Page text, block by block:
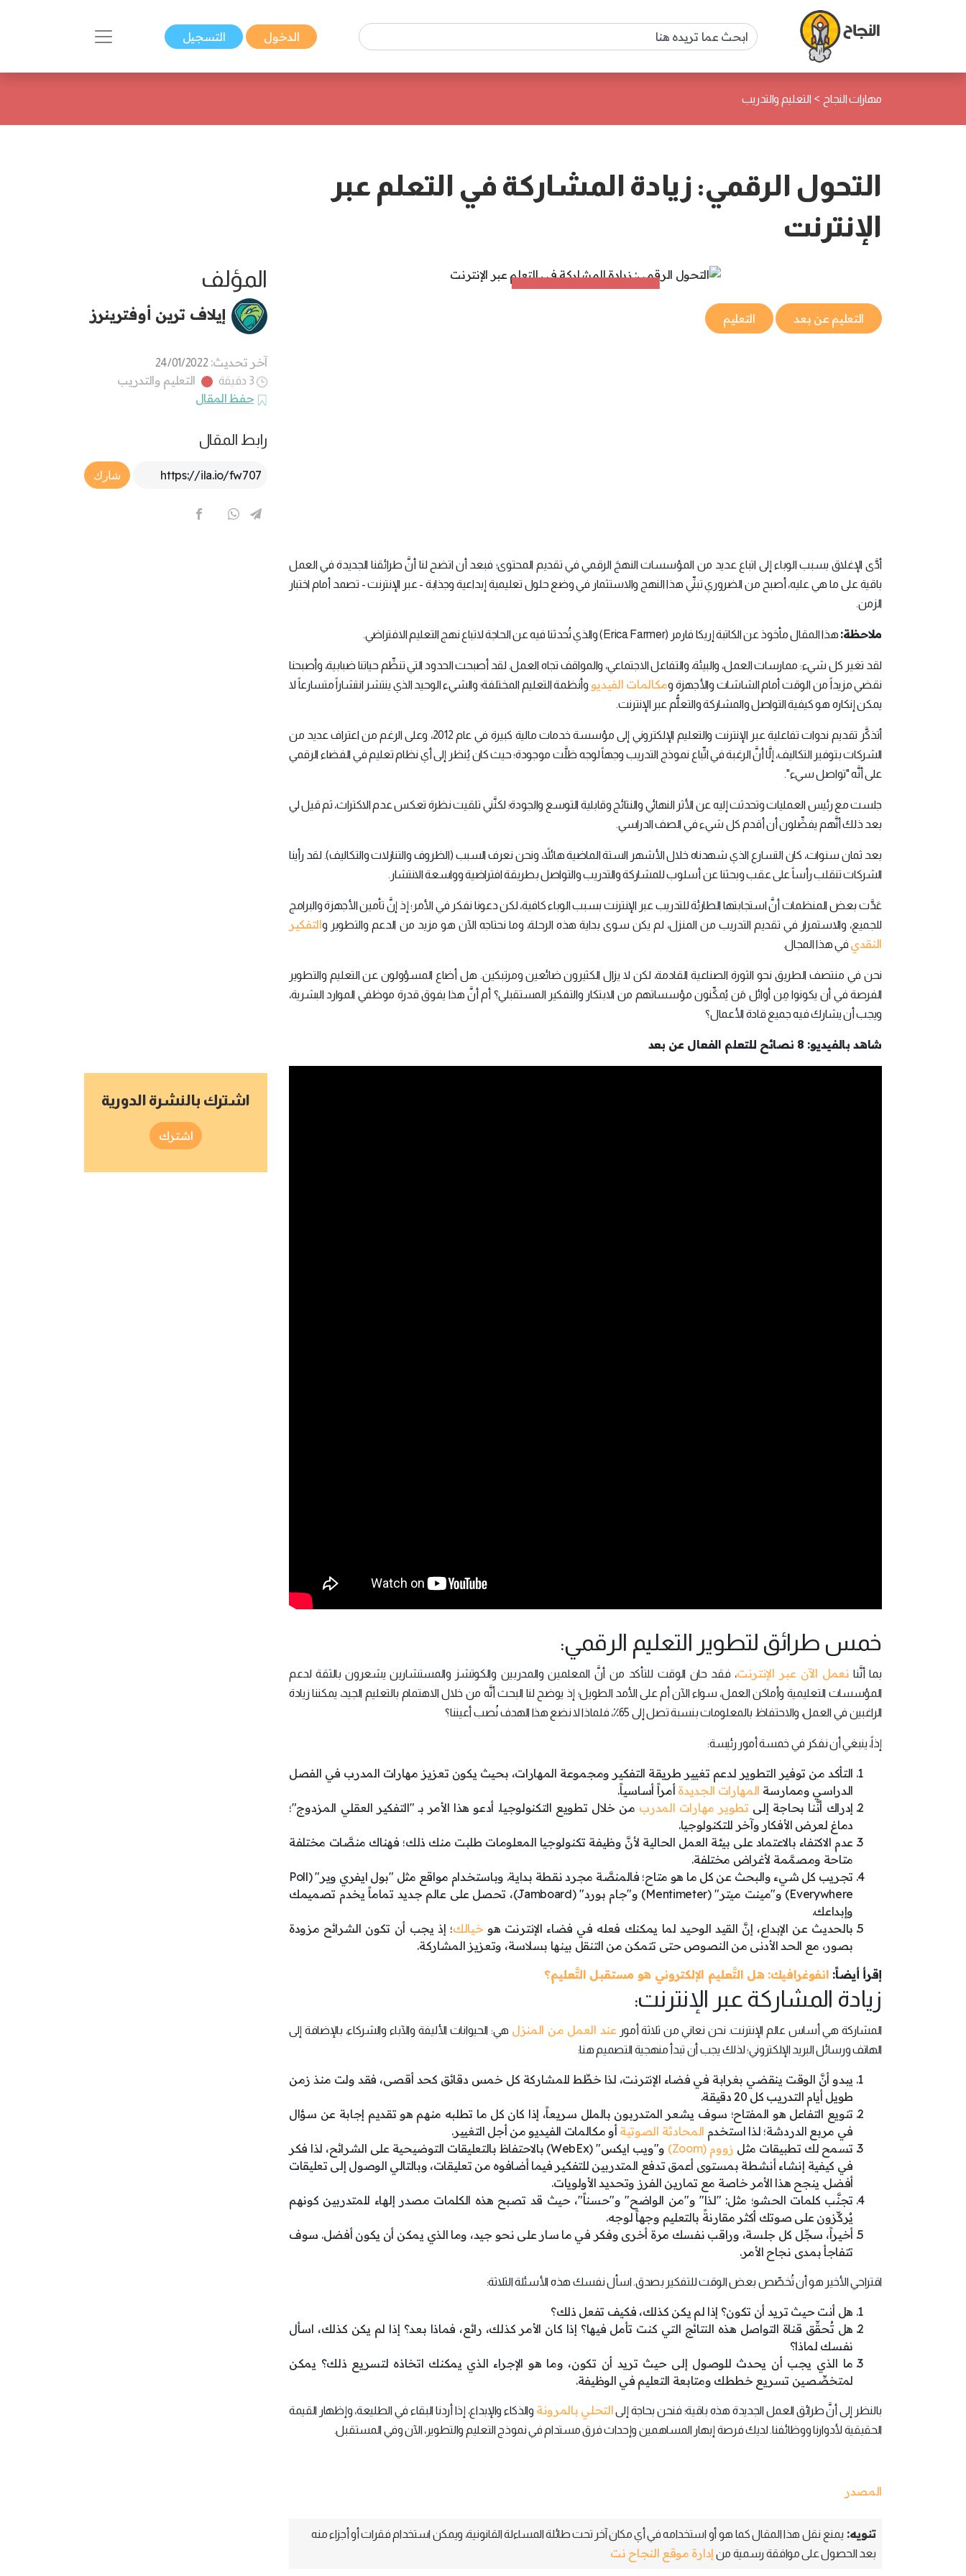
الدخول التسجيل
مهارات النجاح > التعليم والتدريب
التحول الرقمي: زيادة المشاركة في التعلم عبر
الإنترنت
التعليم عن بعد التعليم
أدَّى الإغلاق بسبب الوباء إلى اتباع عديد من المؤسسات النهجَ الرقمي في تقديم المحتوى؛ فبعد أن اتضح لنا أنَّ طرائقنا الجديدة في العمل
باقية على ما هي عليه، أصبح من الضروري تبنِّي هذا النهج والاستثمار في وضع حلول تعليمية إبداعية وجذابة - عبر الإنترنت - تصمد أمام اختبار
الزمن.
المؤلف
إيلاف ترين أوفترينرز
آخر تحديث: 24/01/2022
3 دقيقة
التعليم والتدريب
حفظ المقال
رابط المقال
Article Link
شارك
ملاحظة: هذا المقال مأخوذ عن الكاتبة إريكا فارمر (Erica Farmer) والذي تُحدثنا فيه عن الحاجة لاتباع نهج التعليم الافتراضي.
لقد تغير كل شيء: ممارسات العمل، والبيئة، والتفاعل الاجتماعي، والمواقف تجاه العمل. لقد أصبحت الحدود التي تنظِّم حياتنا ضبابية، وأصبحنا
نقضي مزيداً من الوقت أمام الشاشات والأجهزة ومكالمات الفيديو وأنظمة التعليم المختلفة؛ والشيء الوحيد الذي ينتشر انتشاراً متسارعاً لا
يمكن إنكاره هو كيفية التواصل والمشاركة والتعلُّم عبر الإنترنت.
أتذكَّر تقديم ندوات تفاعلية عبر الإنترنت والتعليم الإلكتروني إلى مؤسسة خدمات مالية كبيرة في عام 2012، وعلى الرغم من اعتراف عديد من
الشركات بتوفير التكاليف، إلَّا أنَّ الرغبة في اتِّباع نموذج التدريب وجهاً لوجه ظلَّت موجودة؛ حيث كان يُنظر إلى أي نظام تعليم في الفضاء الرقمي
على أنَّه "تواصل سيء".
جلست مع رئيس العمليات وتحدثت إليه عن الأثر النهائي والنتائج وقابلية التوسع والجودة؛ لكنَّني تلقيت نظرة تعكس عدم الاكتراث، ثم قيل لي
بعد ذلك أنَّهم يفضِّلون أن أقدم كل شيء في الصف الدراسي.
بعد ثمان سنوات، كان التسارع الذي شهدناه خلال الأشهر الستة الماضية هائلاً، ونحن نعرف السبب (الظروف والتنازلات والتكاليف). لقد رأينا
الشركات تنقلب رأساً على عقب وبحثنا عن أسلوب للمشاركة والتدريب والتواصل بطريقة افتراضية وواسعة الانتشار.
عَدَّت بعض المنظمات أنَّ استجابتها الطارئة للتدريب عبر الإنترنت بسبب الوباء كافية، لكن دعونا نفكر في الأمر؛ إذ إنَّ تأمين الأجهزة والبرامج
للجميع، والاستمرار في تقديم التدريب من المنزل، لم يكن سوى بداية هذه الرحلة، وما نحتاجه الآن هو مزيد من الدعم والتطوير والتفكير
النقدي في هذا المجال.
نحن في منتصف الطريق نحو الثورة الصناعية القادمة، لكن لا يزال الكثيرون ضائعين ومرتبكين. هل أضاع المسؤولون عن التعليم والتطوير
الفرصة في أن يكونوا مِن أوائل مَن يُمكِّنون مؤسساتهم من الابتكار والتفكير المستقبلي؟ أم أنَّ هذا يفوق قدرة موظفي الموارد البشرية،
ويجب أن يشارك فيه جميع قادة الأعمال؟
شاهد بالفيديو: 8 نصائح للتعلم الفعال عن بعد
خمس طرائق لتطوير التعليم الرقمي:
بما أنَّنا نعمل الآن عبر الإنترنت، فقد حان الوقت للتأكد من أنَّ المعلمين والمدربين والكوتشز والمستشارين يشعرون بالثقة لدعم
المؤسسات التعليمية وأماكن العمل، سواء الآن أم على الأمد الطويل؛ إذ يوضح لنا البحث أنَّه من خلال الاهتمام بالتعليم الجيد، يمكننا زيادة
الراغبين في العمل، والاحتفاظ بالمعلومات بنسبة تصل إلى 65٪، فلماذا لا نضع هذا الهدف نُصب أعيننا؟
إذاً، ينبغي أن نفكر في خمسة أمور رئيسة:
التأكد من توفير التطوير لدعم تغيير طريقة التفكير ومجموعة المهارات، بحيث يكون تعزيز مهارات المدرب في الفصل
الدراسي وممارسة المهارات الجديدة أمراً أساسياً.
إدراك أنَّنا بحاجة إلى تطوير مهارات المدرب من خلال تطويع التكنولوجيا. أدعو هذا الأمر بـ "التفكير العقلي المزدوج"؛
دماغ لعرض الأفكار وآخر للتكنولوجيا.
عدم الاكتفاء بالاعتماد على بيئة العمل الحالية لأنَّ وظيفة تكنولوجيا المعلومات طلبت منك ذلك؛ فهناك منصَّات مختلفة
متاحة ومصمَّمة لأغراض مختلفة.
تجريب كل شيء والبحث عن كل ما هو متاح؛ فالمنصَّة مجرد نقطة بداية. وباستخدام مواقع مثل "بول ايفري وير" (Poll
Everywhere) و"مينت ميتر" (Mentimeter) و"جام بورد" (Jamboard)، تحصل على عالم جديد تماماً يخدم تصميمك
وإبداعك.
بالحديث عن الإبداع، إنَّ القيد الوحيد لما يمكنك فعله في فضاء الإنترنت هو خيالك؛ إذ يجب أن تكون الشرائح مزودة
بصور، مع الحد الأدنى من النصوص حتى تتمكن من التنقل بينها بسلاسة، وتعزيز المشاركة.
إقرأ أيضاً: انفوغرافيك: هل التَّعليم الإلكتروني هو مستقبل التَّعليم؟
زيادة المشاركة عبر الإنترنت:
المشاركة هي أساس عالم الإنترنت. نحن نعاني من ثلاثة أمور عند العمل من المنزل هي: الحيوانات الأليفة والآباء والشركاء، بالإضافة إلى
الهاتف ورسائل البريد الإلكتروني؛ لذلك يجب أن تبدأ منهجية التصميم هنا:
يبدو أنَّ الوقت ينقضي بغرابة في فضاء الإنترنت، لذا خطِّط للمشاركة كل خمس دقائق كحد أقصى، فقد ولت منذ زمن
طويل أيام التدريب كل 20 دقيقة.
تنويع التفاعل هو المفتاح؛ سوف يشعر المتدربون بالملل سريعاً، إذا كان كل ما تطلبه منهم هو تقديم إجابة عن سؤال
في مربع الدردشة؛ لذا استخدم المحادثة الصوتية أو مكالمات الفيديو من أجل التغيير.
تسمح لك تطبيقات مثل زووم (Zoom)
و"ويب ايكس" (WebEx) بالاحتفاظ بالتعليقات التوضيحية على الشرائح، لذا فكر
في كيفية إنشاء أنشطة بمستوى أعمق تدفع المتدربين للتفكير فيما أضافوه من تعليقات، وبالتالي الوصول إلى تعليقات
أفضل. ينجح هذا الأمر خاصة مع تمارين الفرز وتحديد الأولويات.
تجنَّب كلمات الحشو؛ مثل: "لذا" و"من الواضح" و"حسناً"، حيث قد تصبح هذه الكلمات مصدر إلهاء للمتدربين كونهم
يُركِّزون على صوتك أكثر مقارنةً بالتعليم وجهاً لوجه.
أخيراً، سجِّل كل جلسة، وراقب نفسك مرة أخرى وفكر في ما سار على نحو جيد، وما الذي يمكن أن يكون أفضل. سوف
تتفاجأ بمدى نجاح الأمر.
اقتراحي الأخير هو أن تُخصِّص بعض الوقت للتفكير بصدق. اسأل نفسك هذه الأسئلة الثلاثة:
هل أنت حيث تريد أن تكون؟ إذا لم يكن كذلك، فكيف تفعل ذلك؟
هل تُحقِّق قناة التواصل هذه النتائج التي كنت تأمل فيها؟ إذا كان الأمر كذلك، رائع، فماذا بعد؟ إذا لم يكن كذلك، اسأل
نفسك لماذا؟
ما الذي يجب أن يحدث للوصول إلى حيث تريد أن تكون، وما هو الإجراء الذي يمكنك اتخاذه لتسريع ذلك؟ يمكن
لمتخصِّصين تسريع خططك ومتابعة التعليم في الوظيفة.
بالنظر إلى أنَّ طرائق العمل الجديدة هذه باقية؛ فنحن بحاجة إلىالتحلي بالمرونة والذكاء والإبداع، إذا أردنا البقاء في الطليعة، وإظهار القيمة
الحقيقية لأدوارنا ووظائفنا. لديك فرصة إبهار المساهمين وإحداث فرق مستدام في نموذج التعليم والتطوير، الآن وفي المستقبل.
المصدر
تنويه: يمنع نقل هذا المقال كما هو أو استخدامه في أي مكان آخر تحت طائلة المساءلة القانونية، ويمكن استخدام فقرات أو أجزاء منه
بعد الحصول على موافقة رسمية من إدارة موقع النجاح نت
اشترك بالنشرة الدورية
اشترك